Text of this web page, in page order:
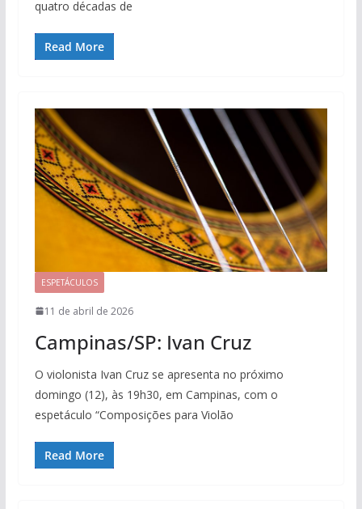
quatro décadas de
Read More
ESPETÁCULOS
11 de abril de 2026
Campinas/SP: Ivan Cruz
O violonista Ivan Cruz se apresenta no próximo
domingo (12), às 19h30, em Campinas, com o
espetáculo “Composições para Violão
Read More